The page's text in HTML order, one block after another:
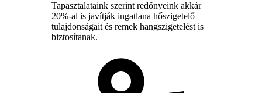
Tapasztalataink szerint redőnyeink akkár
20%-al is javítják ingatlana hőszigetelő
tulajdonságait és remek hangszigetelést is
biztosítanak.